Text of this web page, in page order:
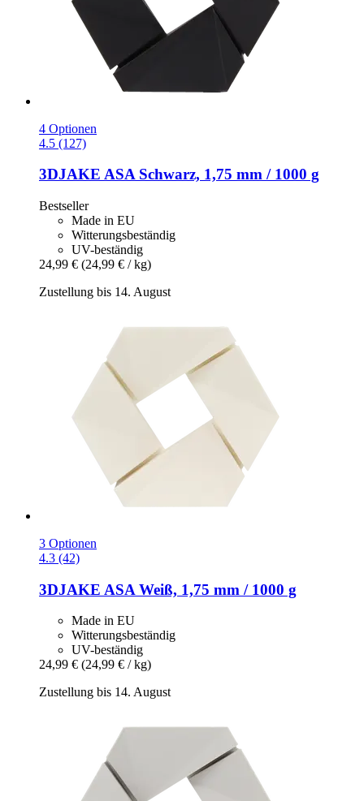
4 Optionen
4.5 (127)
3DJAKE ASA Schwarz, 1,75 mm / 1000 g
Bestseller
Made in EU
Witterungsbeständig
UV-beständig
24,99 € (24,99 € / kg)
Zustellung bis 14. August
3 Optionen
4.3 (42)
3DJAKE ASA Weiß, 1,75 mm / 1000 g
Made in EU
Witterungsbeständig
UV-beständig
24,99 € (24,99 € / kg)
Zustellung bis 14. August